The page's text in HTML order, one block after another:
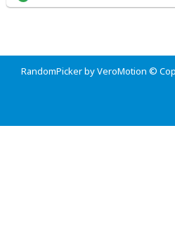
RandomPicker by VeroMotion ©